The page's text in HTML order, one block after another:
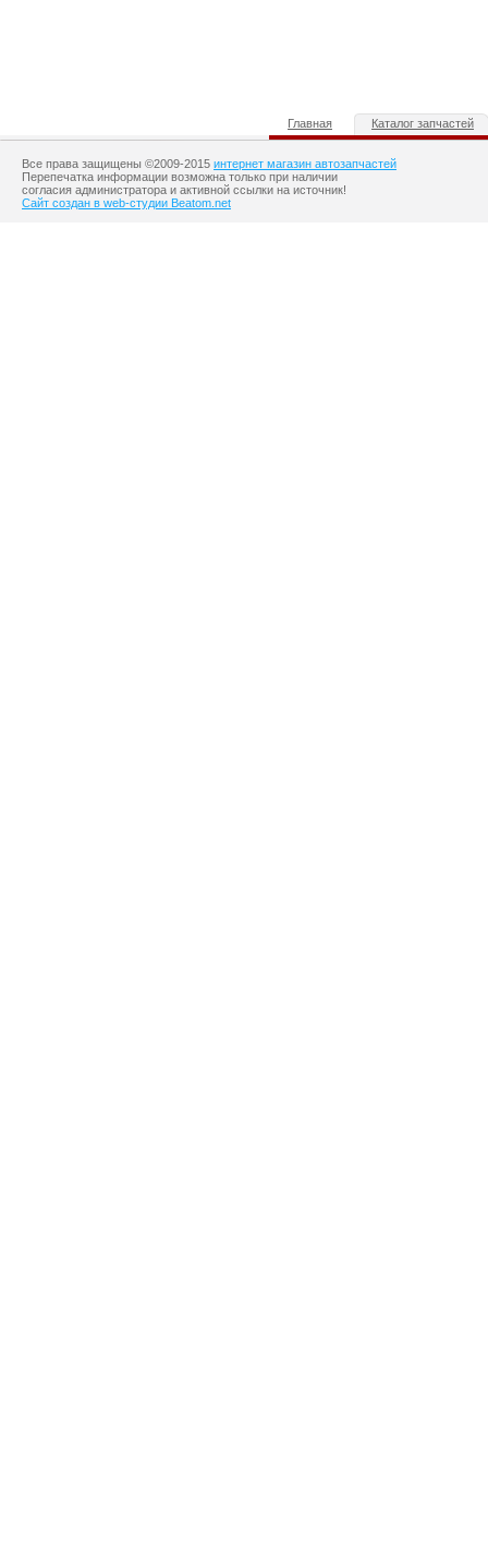
Главная Каталог запчастей
Все права защищены ©2009-2015 интернет магазин автозапчастей
Перепечатка информации возможна только при наличии
согласия администратора и активной ссылки на источник!
Сайт создан в web-студии Beatom.net